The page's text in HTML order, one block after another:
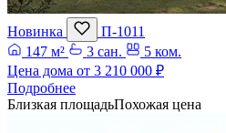
Новинка
П-1011
147 м²
3 сан.
5 ком.
Цена дома от 3 210 000 ₽
Подробнее
Близкая площадьПохожая цена